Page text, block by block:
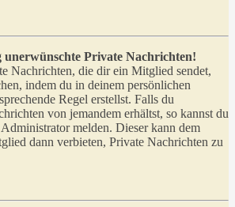
unerwünschte Private Nachrichten!
Nachrichten, die dir ein Mitglied sendet,
indem du in deinem persönlichen
Regel erstellst. Falls du
von jemandem erhältst, so kannst du
melden. Dieser kann dem
dann verbieten, Private Nachrichten zu